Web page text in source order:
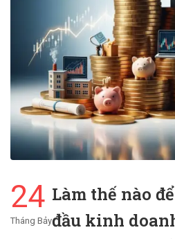
24
Tháng Bảy
Làm thế nào
đầu kinh